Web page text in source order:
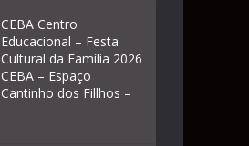
CEBA Centro
Educacional – Festa
Cultural da Família 2026
CEBA – Espaço
Cantinho dos Fillhos –